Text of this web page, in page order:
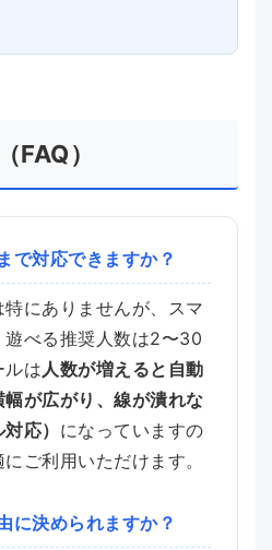
FAQ）
で対応できますか？
にありませんが、スマ
遊べる推奨人数は2〜30
ルは 人数が増えると自動
が広がり、線が潰れな
応） になっていますの
ご利用いただけます。
に決められますか？